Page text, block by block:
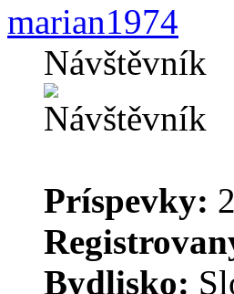
marian1974
Návštěvník
Príspevky: 2
Bydlisko: